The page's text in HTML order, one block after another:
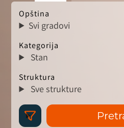
Opština
Svi gradovi
Kategorija
Stan
Struktura
Sve strukture